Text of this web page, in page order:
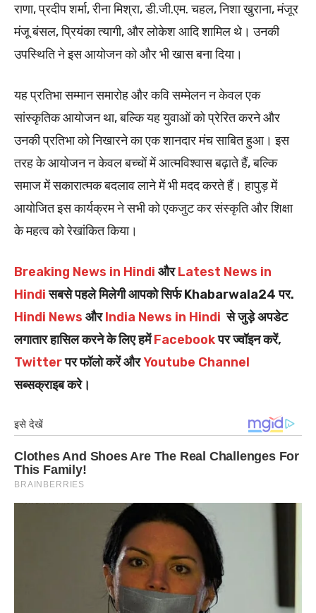
राणा, प्रदीप शर्मा, रीना मिश्रा, डी.जी.एम. चहल, निशा खुराना, मंजूर
मंजू बंसल, प्रियंका त्यागी, और लोकेश आदि शामिल थे। उनकी
उपस्थिति ने इस आयोजन को और भी खास बना दिया।
यह प्रतिभा सम्मान समारोह और कवि सम्मेलन न केवल एक
सांस्कृतिक आयोजन था, बल्कि यह युवाओं को प्रेरित करने और
उनकी प्रतिभा को निखारने का एक शानदार मंच साबित हुआ। इस
तरह के आयोजन न केवल बच्चों में आत्मविश्वास बढ़ाते हैं, बल्कि
समाज में सकारात्मक बदलाव लाने में भी मदद करते हैं। हापुड़ में
आयोजित इस कार्यक्रम ने सभी को एकजुट कर संस्कृति और शिक्षा
के महत्व को रेखांकित किया।
Breaking News in Hindi औरLatest News in
Hindiसबसे पहले मिलेगी आपको सिर्फ Khabarwala24 पर.
Hindi News औरIndia News in Hindi से जुड़े अपडेट
लगातार हासिल करने के लिए हमेंFacebookपर ज्वॉइन करें,
Twitterपर फॉलो करें औरYoutube Channel
सब्सक्राइब करे।